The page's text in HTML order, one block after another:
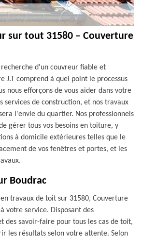
sur tout 31580 – Couverture
recherche d'un couvreur fiable et
J.T comprend à quel point le processus
nous efforçons de vous aider dans votre
services de construction, et nos travaux
l'envie du quartier. Nos professionnels
gérer tous vos besoins en toiture, y
à domicile extérieures telles que le
de vos fenêtres et portes, et les
Boudrac
en travaux de toit sur 31580, Couverture
votre service. Disposant des
des savoir-faire pour tous les cas de toit,
les résultats selon votre attente. Selon